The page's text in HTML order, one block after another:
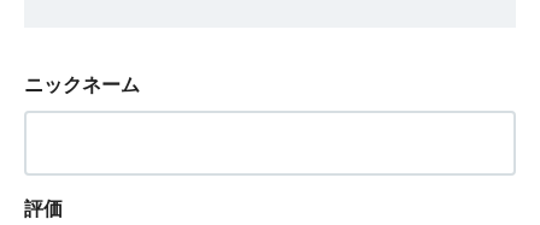
ニックネーム
評価